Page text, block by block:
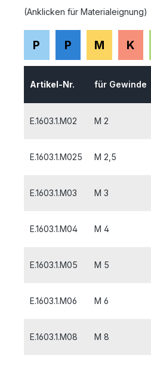
(Anklicken für Materialeignung)
P P M K
Artikel-Nr. für Gewinde
E.1603.1.M02 M 2
E.1603.1.M025 M 2,5
E.1603.1.M03 M 3
E.1603.1.M04 M 4
E.1603.1.M05 M 5
E.1603.1.M06 M 6
E.1603.1.M08 M 8